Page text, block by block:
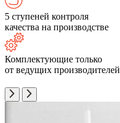
5 ступеней контроля
качества на производстве
Комплектующие только
от ведущих производителей